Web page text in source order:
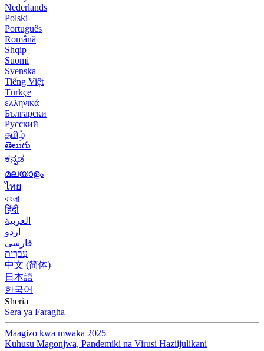
Nederlands
Polski
Português
Română
Shqip
Suomi
Svenska
Tiếng Việt
Türkçe
ελληνικά
Български
Русский
தமிழ்
తెలుగు
ಕನ್ನಡ
മലയാളം
ไทย
বাংলা
हिंदी
العربية
اردو
فارسی
עִברִית
中文 (简体)
日本語
한국어
Sheria
Sera ya Faragha
Maagizo kwa mwaka 2025
Kuhusu Magonjwa, Pandemiki na Virusi Haziijulikani